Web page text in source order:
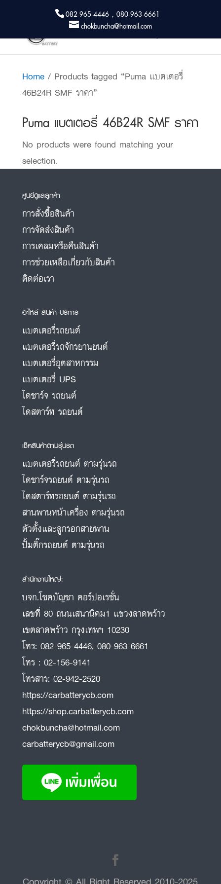
082-965-4446 , 080-963-6661
chokbuncha@hotmail.com
Home/ Products tagged “Puma แบตเตอรี่
46B24R SMF ราคา”
Puma แบตเตอรี่ 46B24R SMF ราคา
No products were found matching your
selection.
ศูนย์ดูแลลูกค้า
การสั่งซื้อสินค้า
การจัดส่งสินค้า
การเคลมหรือคืนสินค้า
การช่วยเหลือเกี่ยวกับสินค้า
ติดต่อเรา
อะไหล่ สินค้า บริการ
แบตเตอรี่รถยนต์
แบตเตอรี่รถจักรยานยนต์
แบตเตอรี่อุตสาหกรรม
แบตเตอรี่ UPS
ไดชาร์จ รถยนต์
ไดสตาร์ท รถยนต์
เช็คสินค้าตามรุ่นรถ
แบตเตอรี่รถยนต์ ตามรุ่นรถ
ไดชาร์จรถยนต์ ตามรุ่นรถ
ไดสตาร์ทรถยนต์ ตามรุ่นรถ
สานพานหน้าเครื่อง ตามรุ่นรถ
ตัวตั้งและลูกรอกสายพาน
ปั้มติ๊กรถยนต์ ตามรุ่นรถ
สำนักงานใหญ่:
บจก.โชคบัญชา คอร์ปอเรชั่น
เลขที่ 80 ถนนเสนานิคม1 แขวงลาดพร้าว
เขตลาดพร้าว กรุงเทพฯ 10230
โทร: 082-965-4446, 080-963-6661
โทร : 02-156-9141
โทรสาร: 02-942-2520
https://carbatterycb.com
https://shop.carbatterycb.com
chokbuncha@hotmail.com
carbatterycb@gmail.com